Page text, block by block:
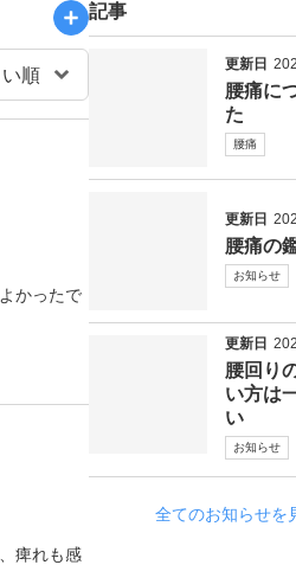
かったで
痺れも感
記事
更新日
腰痛に
た
腰痛
更新日
腰痛の
お知らせ
更新日
腰回り
い方は
い
お知らせ
全てのお知らせを